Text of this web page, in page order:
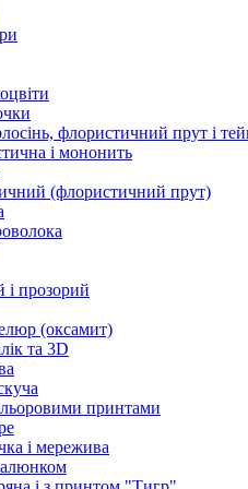
флористичний прут і
і мононить
(флористичний прут)
і прозорий
(оксамит)
та 3D
принтами
і мережива